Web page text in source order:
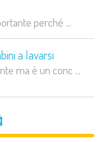
perché ...
a lavarsi
ma è un conc ...